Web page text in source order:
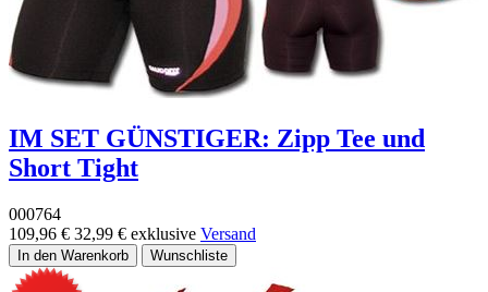
IM SET GÜNSTIGER: Zipp Tee und
Short Tight
000764
109,96 € 32,99 € exklusive Versand